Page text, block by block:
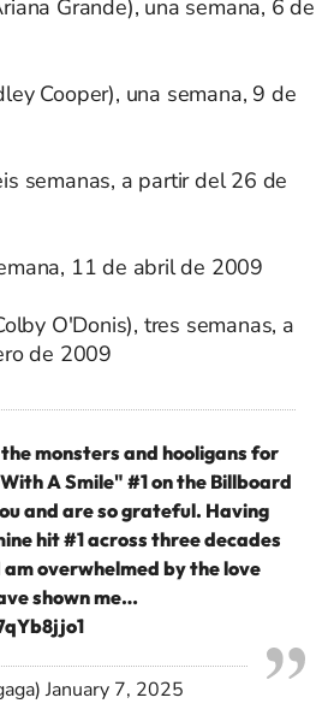
Grande), una semana, 6 de
Cooper), una semana, 9 de
semanas, a partir del 26 de
11 de abril de 2009
O'Donis), tres semanas, a
de 2009
monsters and hooligans for
A Smile" #1 on the Billboard
and are so grateful. Having
hit #1 across three decades
overwhelmed by the love
shown me…
January 7, 2025